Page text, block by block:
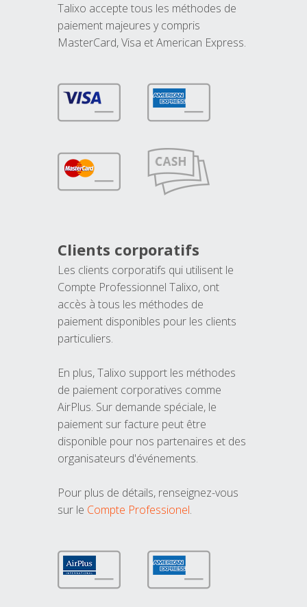
Talixo accepte tous les méthodes de
paiement majeures y compris
MasterCard, Visa et American Express.
Clients corporatifs
Les clients corporatifs qui utilisent le
Compte Professionnel Talixo, ont
accès à tous les méthodes de
paiement disponibles pour les clients
particuliers.
En plus, Talixo support les méthodes
de paiement corporatives comme
AirPlus. Sur demande spéciale, le
paiement sur facture peut être
disponible pour nos partenaires et des
organisateurs d'événements.
Pour plus de détails, renseignez-vous
sur le Compte Professionel.